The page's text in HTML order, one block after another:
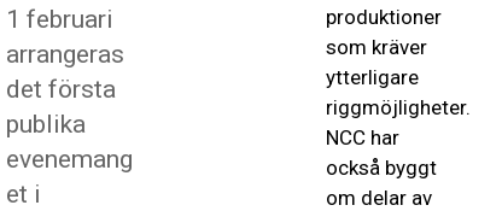
1 februari
arrangeras
det första
publika
evenemang
et i
produktioner
som kräver
ytterligare
riggmöjligheter.
NCC har
också byggt
om delar av